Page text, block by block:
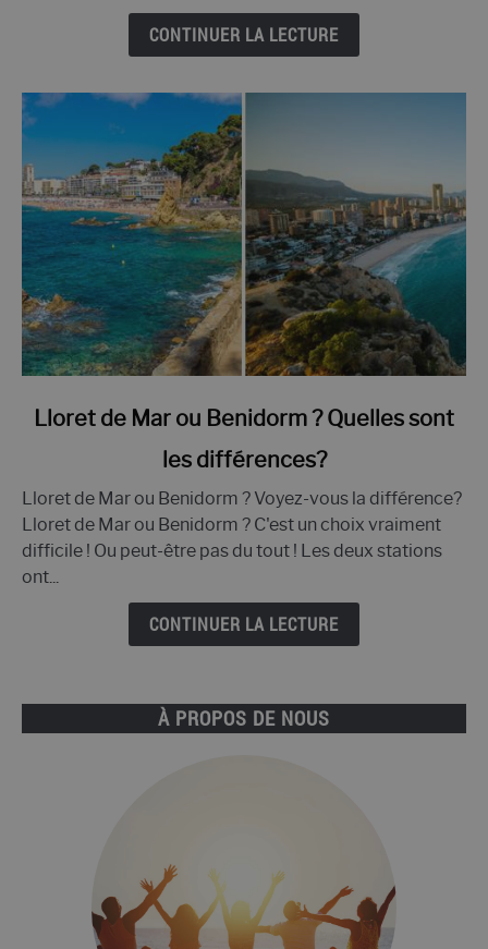
CONTINUER LA LECTURE
lien
de
Mar
ou
Benidorm
Lloret de Mar ou Benidorm ? Quelles sont
les différences?
Lloret de Mar ou Benidorm ? Voyez-vous la différence?
Lloret de Mar ou Benidorm ? C'est un choix vraiment
difficile ! Ou peut-être pas du tout ! Les deux stations
ont...
CONTINUER LA LECTURE
À PROPOS DE NOUS